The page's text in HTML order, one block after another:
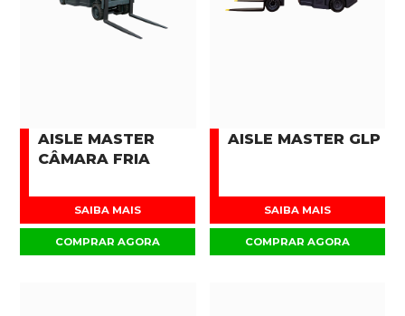
AISLE MASTER
CÂMARA FRIA
SAIBA MAIS
COMPRAR AGORA
AISLE MASTER GLP
SAIBA MAIS
COMPRAR AGORA